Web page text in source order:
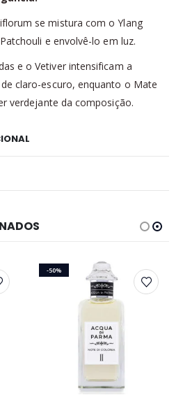
se mistura com o Ylang
e envolvê-lo em luz.
e o Vetiver intensificam a
claro-escuro, enquanto o Mate
verdejante da composição.
-50%
Este produto tem várias variantes. As opções podem ser escolhidas na página do produto